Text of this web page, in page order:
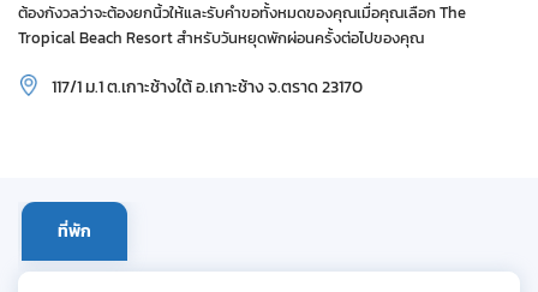
ต้องกังวลว่าจะต้องยกนิ้วให้และรับคำขอทั้งหมดของคุณเมื่อคุณเลือก The
Tropical Beach Resort สำหรับวันหยุดพักผ่อนครั้งต่อไปของคุณ
117/1 ม.1 ต.เกาะช้างใต้ อ.เกาะช้าง จ.ตราด 23170
ที่พัก